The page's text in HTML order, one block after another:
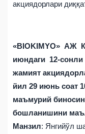
акциядорлари
«BIOKIMYO» АЖ
июндаги 12-сонли
жамият
йил 29 июнь соат
маъмурий
бошланишини
Манзил: Янгийўл